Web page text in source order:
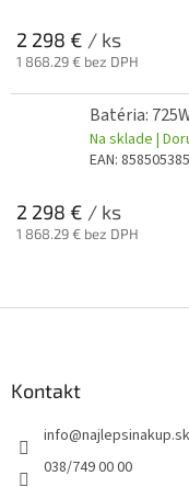
2 298 € / ks
1 868.29 € bez DPH
Batéria:
Na sklade |
EAN:
2 298 € / ks
1 868.29 € bez DPH
Kontakt
info@najlepsinakup.sk
038/749 00 00